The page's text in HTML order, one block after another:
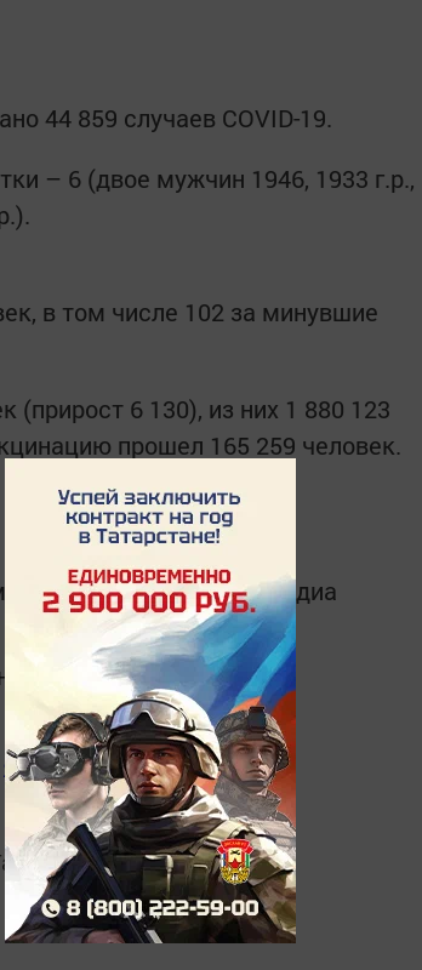
44 859 случаев COVID-19.
– 6 (двое мужчин 1946, 1933 г.р.,
в том числе 102 за минувшие
(прирост 6 130), из них 1 880 123
прошел 165 259 человек.
Telegram-каналеТатмедиа
мессенджере MАХ:
Яндекс.Новости